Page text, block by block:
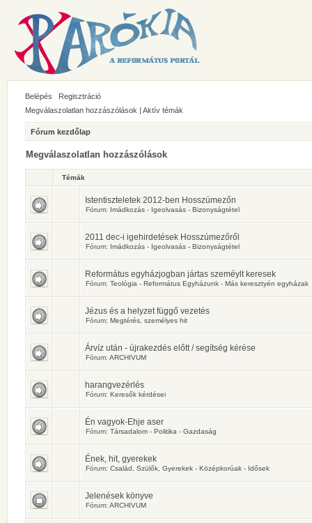
Belépés
Regisztráció
Megválaszolatlan hozzászólások | Aktív témák
Fórum kezdőlap
Megválaszolatlan hozzászólások
Témák
Istentiszteletek 2012-ben Hosszúmezőn
Fórum: Imádkozás - Igeolvasás - Bizonyságtétel
2011 dec-i igehirdetések Hosszúmezőről
Fórum: Imádkozás - Igeolvasás - Bizonyságtétel
Református egyházjogban jártas szeméylt keresek
Fórum: Teológia - Református Egyházunk - Más keresztyén egyházak
Jézus és a helyzet függő vezetés
Fórum: Megtérés, személyes hit
Árvíz után - újrakezdés előtt / segítség kérése
Fórum: ARCHIVUM
harangvezérlés
Fórum: Keresők kérdései
Én vagyok-Ehje aser
Fórum: Társadalom - Politika - Gazdaság
Ének, hit, gyerekek
Fórum: Család, Szülők, Gyerekek - Középkorúak - Idősek
Jelenések könyve
Fórum: ARCHIVUM